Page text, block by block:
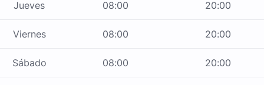
Jueves 08:00 20:00
Viernes 08:00 20:00
Sábado 08:00 20:00